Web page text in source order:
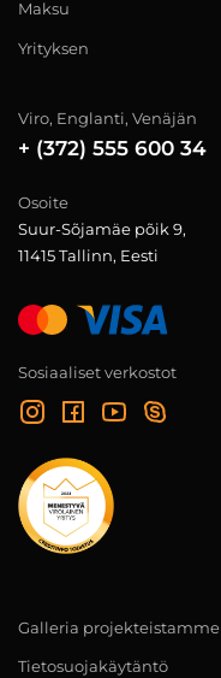
Maksu
Yrityksen
Viro, Englanti, Venäjän
+ (372) 555 600 34
Osoite
Suur-Sõjamäe põik 9,
11415 Tallinn, Eesti
Sosiaaliset verkostot
Galleria projekteistamme
Tietosuojakäytäntö